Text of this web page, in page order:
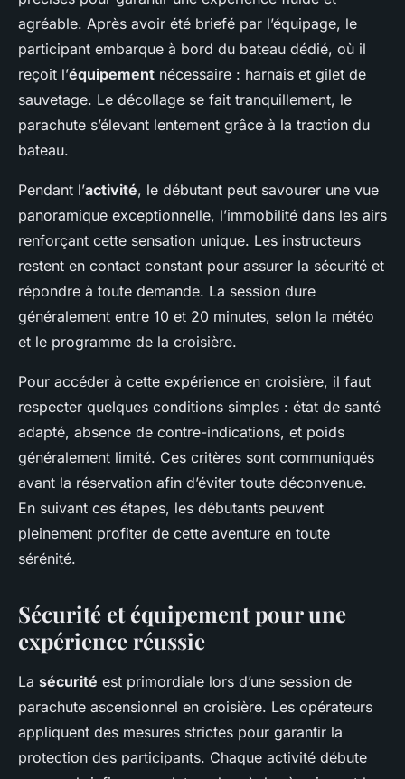
agréable. Après avoir été briefé par l’équipage, le
participant embarque à bord du bateau dédié, où il
reçoit l’équipement nécessaire : harnais et gilet de
sauvetage. Le décollage se fait tranquillement, le
parachute s’élevant lentement grâce à la traction du
bateau.
Pendant l’activité, le débutant peut savourer une vue
panoramique exceptionnelle, l’immobilité dans les airs
renforçant cette sensation unique. Les instructeurs
restent en contact constant pour assurer la sécurité et
répondre à toute demande. La session dure
généralement entre 10 et 20 minutes, selon la météo
et le programme de la croisière.
Pour accéder à cette expérience en croisière, il faut
respecter quelques conditions simples : état de santé
adapté, absence de contre-indications, et poids
généralement limité. Ces critères sont communiqués
avant la réservation afin d’éviter toute déconvenue.
En suivant ces étapes, les débutants peuvent
pleinement profiter de cette aventure en toute
sérénité.
Sécurité et équipement pour une
expérience réussie
La sécurité est primordiale lors d’une session de
parachute ascensionnel en croisière. Les opérateurs
appliquent des mesures strictes pour garantir la
protection des participants. Chaque activité débute